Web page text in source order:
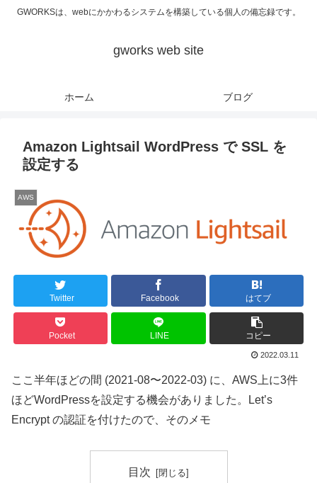
GWORKSは、webにかかわるシステムを構築している個人の備忘録です。
gworks web site
ホーム ブログ
Amazon Lightsail WordPress で SSL を
設定する
AWS
Twitter Facebook はてブ
Pocket LINE コピー
2022.03.11
ここ半年ほどの間 (2021-08〜2022-03) に、AWS上に3件
ほどWordPressを設定する機会がありました。Let’s
Encrypt の認証を付けたので、そのメモ
目次